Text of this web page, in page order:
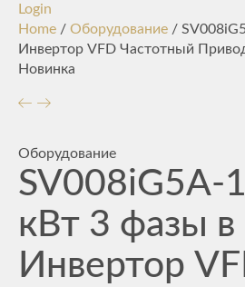
Login
Home / Оборудование /
Инвертор VFD Частотный
Новинка
Оборудование
SV008iG5A-
кВт 3 фазы в
Инвертор